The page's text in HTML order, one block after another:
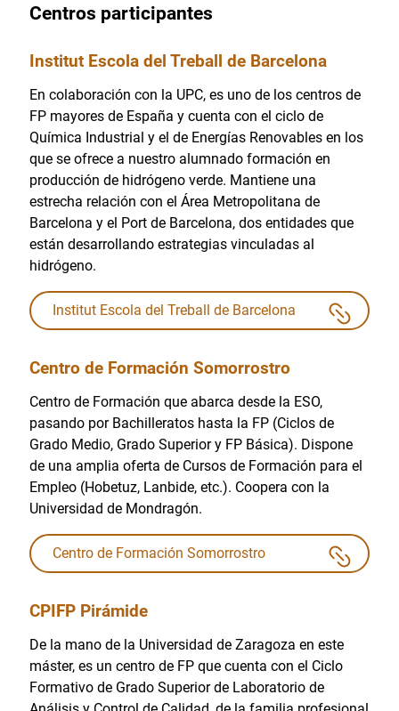
Centros participantes
Institut Escola del Treball de Barcelona
En colaboración con la UPC, es uno de los centros de
FP mayores de España y cuenta con el ciclo de
Química Industrial y el de Energías Renovables en los
que se ofrece a nuestro alumnado formación en
producción de hidrógeno verde. Mantiene una
estrecha relación con el Área Metropolitana de
Barcelona y el Port de Barcelona, dos entidades que
están desarrollando estrategias vinculadas al
hidrógeno.
Institut Escola del Treball de Barcelona
Centro de Formación Somorrostro
Centro de Formación que abarca desde la ESO,
pasando por Bachilleratos hasta la FP (Ciclos de
Grado Medio, Grado Superior y FP Básica). Dispone
de una amplia oferta de Cursos de Formación para el
Empleo (Hobetuz, Lanbide, etc.). Coopera con la
Universidad de Mondragón.
Centro de Formación Somorrostro
CPIFP Pirámide
De la mano de la Universidad de Zaragoza en este
máster, es un centro de FP que cuenta con el Ciclo
Formativo de Grado Superior de Laboratorio de